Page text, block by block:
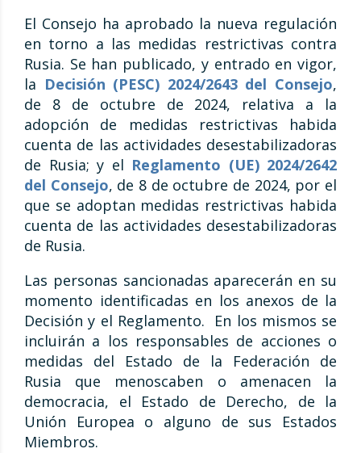
El Consejo ha aprobado la nueva regulación
en torno a las medidas restrictivas contra
Rusia. Se han publicado, y entrado en vigor,
la Decisión (PESC) 2024/2643 del Consejo,
de 8 de octubre de 2024, relativa a la
adopción de medidas restrictivas habida
cuenta de las actividades desestabilizadoras
de Rusia; y el Reglamento (UE) 2024/2642
del Consejo, de 8 de octubre de 2024, por el
que se adoptan medidas restrictivas habida
cuenta de las actividades desestabilizadoras
de Rusia.
Las personas sancionadas aparecerán en su
momento identificadas en los anexos de la
Decisión y el Reglamento. En los mismos se
incluirán a los responsables de acciones o
medidas del Estado de la Federación de
Rusia que menoscaben o amenacen la
democracia, el Estado de Derecho, de la
Unión Europea o alguno de sus Estados
Miembros.